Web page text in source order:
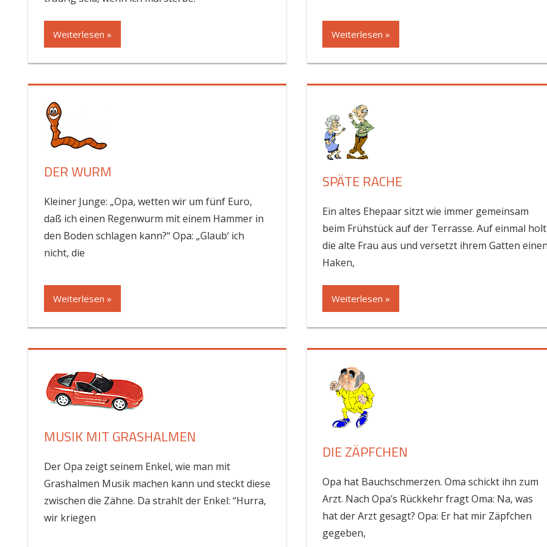
Weiterlesen » Weiterlesen »
DER WURM
Kleiner Junge: „Opa, wetten wir um fünf Euro,
daß ich einen Regenwurm mit einem Hammer in
den Boden schlagen kann?“ Opa: „Glaub‘ ich
nicht, die
Weiterlesen »
SPÄTE RACHE
Ein altes Ehepaar sitzt wie immer gemeinsam
beim Frühstück auf der Terrasse. Auf einmal holt
die alte Frau aus und versetzt ihrem Gatten
Haken,
Weiterlesen »
MUSIK MIT GRASHALMEN
Der Opa zeigt seinem Enkel, wie man mit
Grashalmen Musik machen kann und steckt diese
zwischen die Zähne. Da strahlt der Enkel: “Hurra,
wir kriegen
DIE ZÄPFCHEN
Opa hat Bauchschmerzen. Oma schickt ihn zum
Arzt. Nach Opa’s Rückkehr fragt Oma: Na, was
hat der Arzt gesagt? Opa: Er hat mir Zäpfchen
gegeben,